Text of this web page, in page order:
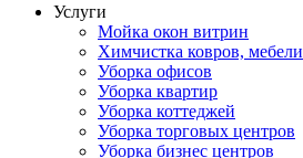
Услуги
Мойка окон витрин
Химчистка ковров, мебели
Уборка офисов
Уборка квартир
Уборка коттеджей
Уборка торговых центров
Уборка бизнес центров